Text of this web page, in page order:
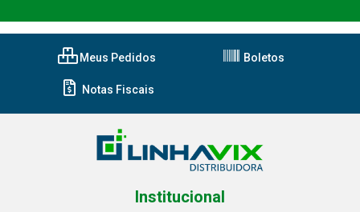
Meus Pedidos Boletos
Notas Fiscais
Institucional